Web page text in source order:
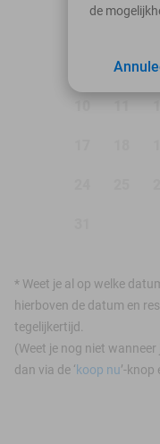
4
* Weet je al op welke
hierboven de datum en
tegelijkertijd.
(Weet je nog niet
dan via de ‘koop nu’-
de